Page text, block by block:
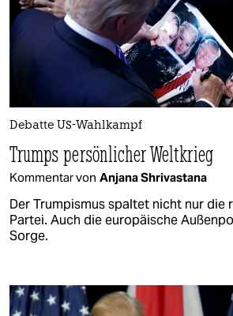
Debatte US-Wahlkampf
Trumps persönlicher Weltkrieg
Kommentar von Anjana Shrivastana
Der Trumpismus spaltet nicht nur die
Partei. Auch die europäische
Sorge.